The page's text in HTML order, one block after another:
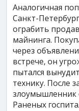
Аналогичная
Санкт-
ограбить
майнинга.
через
встрече, он
пытался
технику. После
злоумышленник
Раненых